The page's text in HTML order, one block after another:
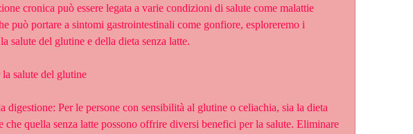
cronica può essere legata a varie condizioni di salute come malattie
può portare a sintomi gastrointestinali come gonfiore, esploreremo i
salute del glutine e della dieta senza latte.
salute del glutine
digestione: Per le persone con sensibilità al glutine o celiachia, sia la dieta
che quella senza latte possono offrire diversi benefici per la salute. Eliminare